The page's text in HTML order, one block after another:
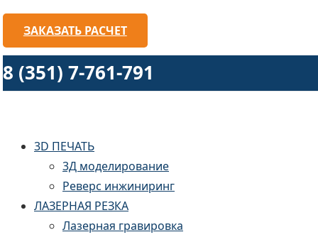
ЗАКАЗАТЬ РАСЧЕТ
8 (351) 7-761-791
3D ПЕЧАТЬ
3Д моделирование
Реверс инжиниринг
ЛАЗЕРНАЯ РЕЗКА
Лазерная гравировка